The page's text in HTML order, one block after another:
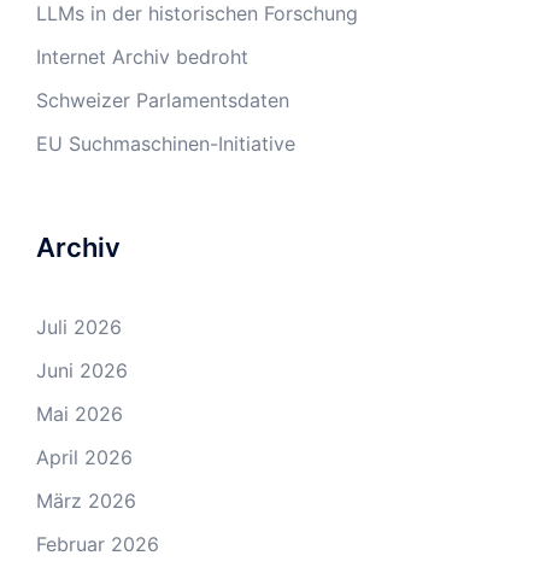
LLMs in der historischen Forschung
Internet Archiv bedroht
Schweizer Parlamentsdaten
EU Suchmaschinen-Initiative
Archiv
Juli 2026
Juni 2026
Mai 2026
April 2026
März 2026
Februar 2026